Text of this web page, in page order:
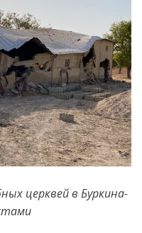
церквей в Буркина-